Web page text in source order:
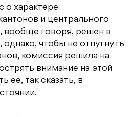
о характере
и центрального
вообще говоря, решен в
однако, чтобы не отпугнуть
комиссия решила на
внимание на этой
ее, так сказать, в